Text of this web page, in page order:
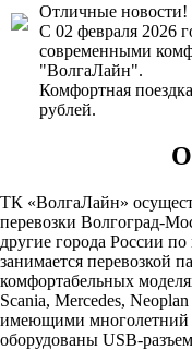
Отличные новости!
С 02 февраля 2026
современными
"ВолгаЛайн".
Комфортная
рублей.
ТК «ВолгаЛайн»
перевозки Волгоград-
другие города России
занимается перевозкой
комфортабельных
Scania, Mercedes,
имеющими многолетний
оборудованы USB-